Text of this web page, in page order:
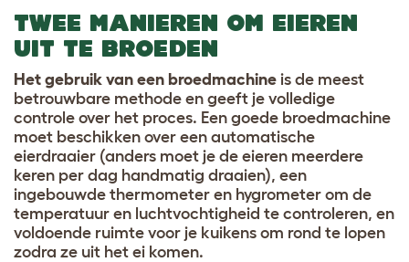
TWEE MANIEREN OM EIEREN
UIT TE BROEDEN
Het gebruik van een broedmachine is de meest
betrouwbare methode en geeft je volledige
controle over het proces. Een goede broedmachine
moet beschikken over een automatische
eierdraaier (anders moet je de eieren meerdere
keren per dag handmatig draaien), een
ingebouwde thermometer en hygrometer om de
temperatuur en luchtvochtigheid te controleren, en
voldoende ruimte voor je kuikens om rond te lopen
zodra ze uit het ei komen.